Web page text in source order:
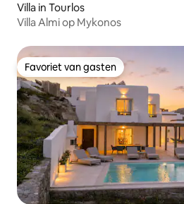
Villa in Tourlos
Villa Almi op Mykonos
Favoriet van gasten
Favoriet van gasten